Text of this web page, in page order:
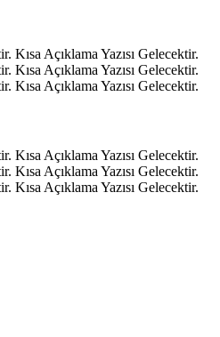
Kısa Açıklama Yazısı Gelecektir.
Kısa Açıklama Yazısı Gelecektir.
Kısa Açıklama Yazısı Gelecektir.
Kısa Açıklama Yazısı Gelecektir.
Kısa Açıklama Yazısı Gelecektir.
Kısa Açıklama Yazısı Gelecektir.